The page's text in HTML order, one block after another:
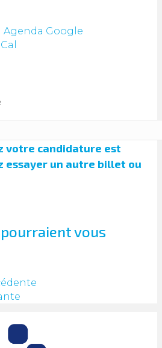
Agenda Google
votre candidature est
essayer un autre billet ou
vous